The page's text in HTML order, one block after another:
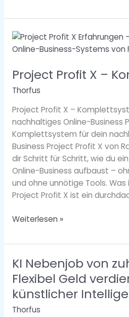
Project Profit X –
Thorfus
Project Profit X –
nachhaltiges Online-Business
Komplettsystem für dein
Business Project Profit X von
dir Schritt für Schritt, wie du
Online-Business aufbaust –
und ohne unnötige Tools. Was
Project Profit X ist ein
Project
Profit
–
Komplettsystem
Weiterlesen »
KI Nebenjob von
Flexibel Geld
künstlicher
Thorfus
KI
Nebenjob
von
zuhause
–